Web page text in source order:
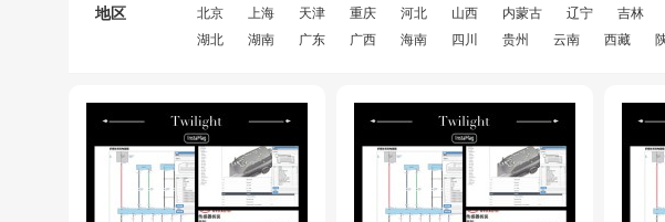
地区 北京 上海 天津 重庆 河北 山西 内蒙古 辽宁 吉林
湖北
湖南 广东 广西 海南 四川 贵州 云南 西藏